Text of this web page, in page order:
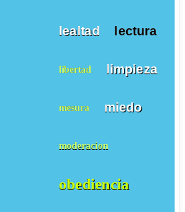
lealtad lectura
libertad limpieza
mesura miedo
moderacion
obediencia